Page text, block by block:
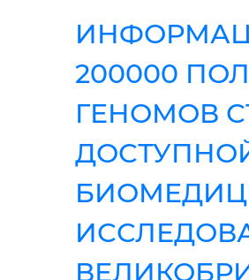
200000
ГЕНОМОВ